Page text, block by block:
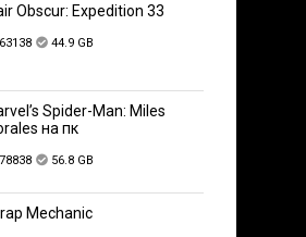
Obscur: Expedition 33
63138 44.9 GB
Spider-Man: Miles
на пк
78838 56.8 GB
Mechanic